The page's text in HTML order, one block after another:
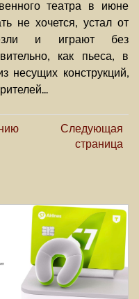
театра в июне
не хочется, устал от
и играют без
как пьеса, в
несущих конструкций,
Следующая
страница